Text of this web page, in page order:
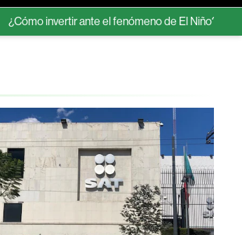
ante el fenómeno de El Niño? Los activos y